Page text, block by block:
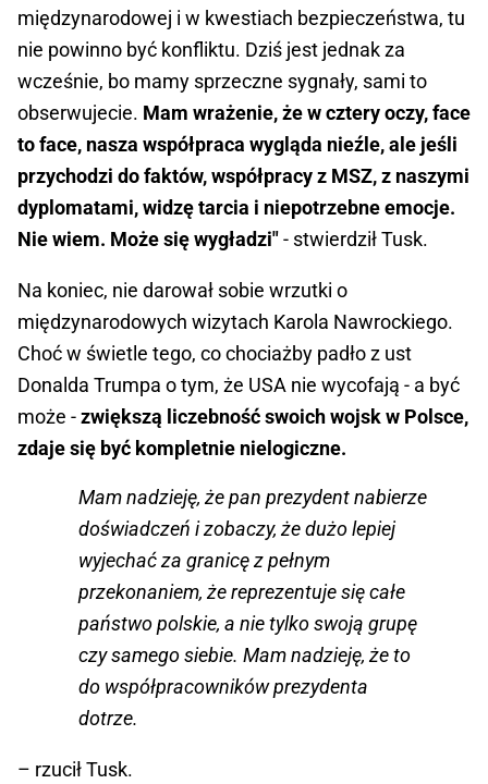
międzynarodowej i w kwestiach bezpieczeństwa, tu
nie powinno być konfliktu. Dziś jest jednak za
wcześnie, bo mamy sprzeczne sygnały, sami to
obserwujecie. Mam wrażenie, że w cztery oczy, face
to face, nasza współpraca wygląda nieźle, ale jeśli
przychodzi do faktów, współpracy z MSZ, z naszymi
dyplomatami, widzę tarcia i niepotrzebne emocje.
Nie wiem. Może się wygładzi"- stwierdził Tusk.
Na koniec, nie darował sobie wrzutki o
międzynarodowych wizytach Karola Nawrockiego.
Choć w świetle tego, co chociażby padło z ust
Donalda Trumpa o tym, że USA nie wycofają - a być
może -zwiększą liczebność swoich wojsk w Polsce,
zdaje się być kompletnie nielogiczne.
Mam nadzieję, że pan prezydent nabierze
doświadczeń i zobaczy, że dużo lepiej
wyjechać za granicę z pełnym
przekonaniem, że reprezentuje się całe
państwo polskie, a nie tylko swoją grupę
czy samego siebie. Mam nadzieję, że to
do współpracowników prezydenta
dotrze.
– rzucił Tusk.